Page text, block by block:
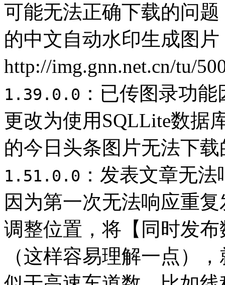
可能无法正确下载的问
的中文自动水印生成图
http://img.gnn.net.cn/tu/
1.39.0.0 ：已传图录功
更改为使用SQLLite数据
的今日头条图片无法下
1.51.0.0 ：发表文章无
因为第一次无法响应重
调整位置，将【同时发
（这样容易理解一点）